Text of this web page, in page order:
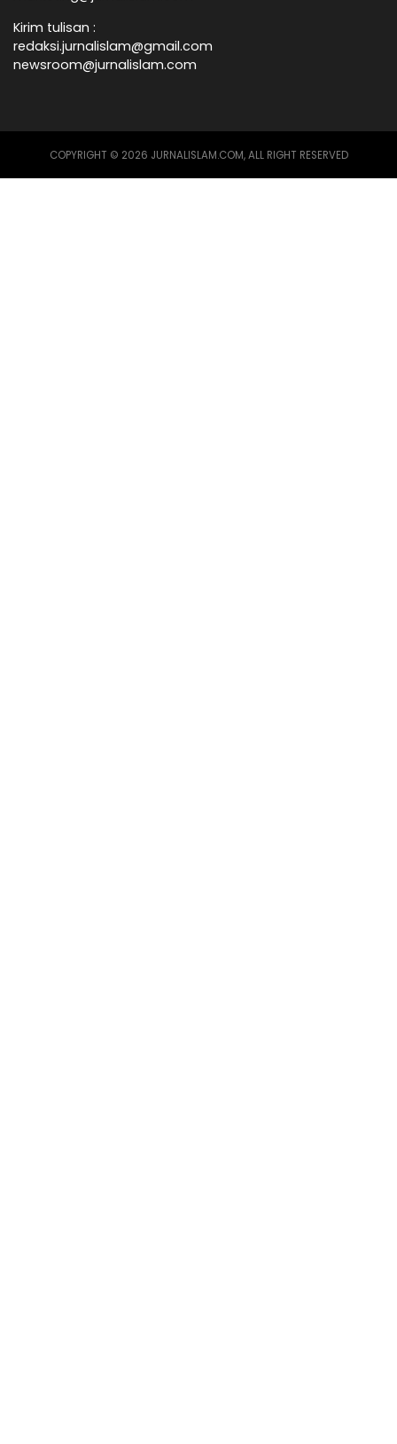
Kirim tulisan :
redaksi.jurnalislam@gmail.com
newsroom@jurnalislam.com
COPYRIGHT © 2026 JURNALISLAM.COM, ALL RIGHT RESERVED